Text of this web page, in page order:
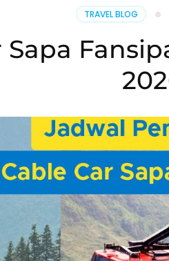
TRAVEL BLOG
Sapa